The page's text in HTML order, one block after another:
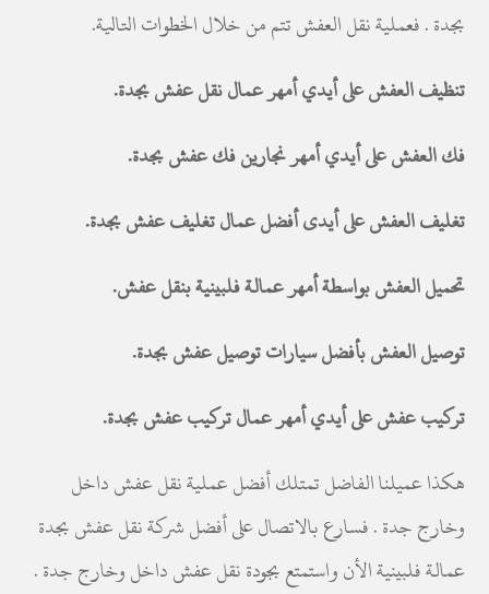
بجدة . فعملية نقل العفش تتم من خلال الخطوات التالية.
تنظيف العفش على أيدي أمهر عمال نقل عفش بجدة.
فك العفش على أيدي أمهر نجارين فك عفش بجدة.
تغليف العفش على أيدى أفضل عمال تغليف عفش بجدة.
تحميل العفش بواسطة أمهر عمالة فلبينية بنقل عفش.
توصيل العفش بأفضل سيارات توصيل عفش بجدة.
تركيب عفش على أيدي أمهر عمال تركيب عفش بجدة.
هكذا عميلنا الفاضل تمتلك أفضل عملية نقل عفش داخل
وخارج جدة . فسارع بالاتصال على أفضل شركة نقل عفش بجدة
عمالة فلبينية الأن واستمتع بجودة نقل عفش داخل وخارج جدة .